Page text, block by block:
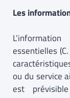
Les
essentielles
ou du service
est